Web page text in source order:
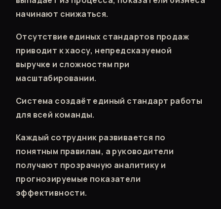
начинают снижаться.
Отсутствие единых стандартов продаж
приводит к хаосу, непредсказуемой
выручке и сложностям при
масштабировании.
Система создаёт единый стандарт работы
для всей команды.
Каждый сотрудник развивается по
понятным правилам, а руководители
получают прозрачную аналитику и
прогнозируемые показатели
эффективности.